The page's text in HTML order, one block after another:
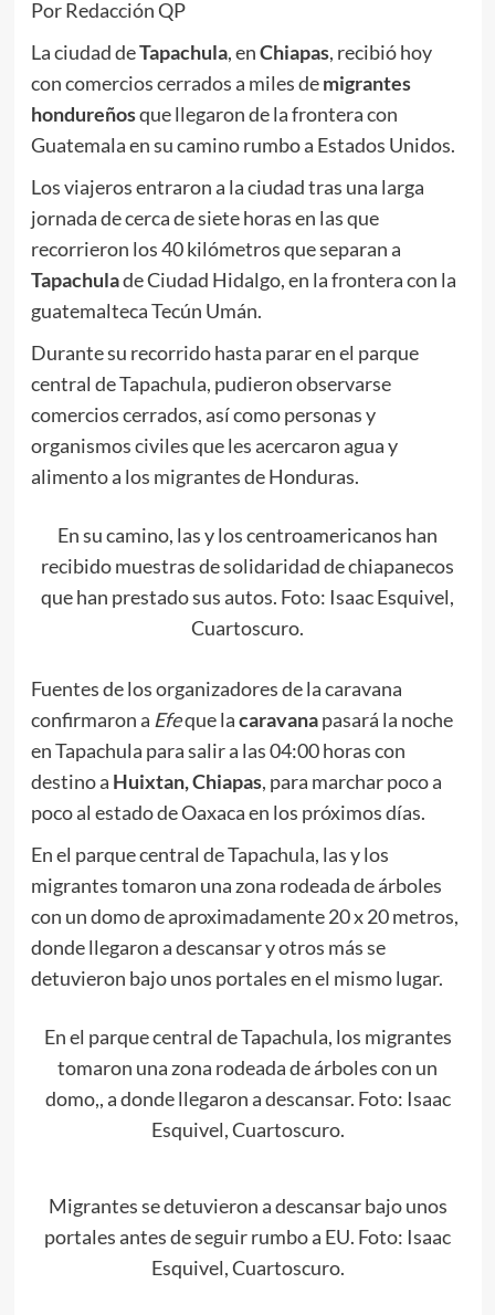
Por Redacción QP
La ciudad deTapachula, enChiapas, recibió hoy
con comercios cerrados a miles demigrantes
hondureñosque llegaron de la frontera con
Guatemala en su camino rumbo a Estados Unidos.
Los viajeros entraron a la ciudad tras una larga
jornada de cerca de siete horas en las que
recorrieron los 40 kilómetros que separan a
Tapachulade Ciudad Hidalgo, en la frontera con la
guatemalteca Tecún Umán.
Durante su recorrido hasta parar en el parque
central de Tapachula, pudieron observarse
comercios cerrados, así como personas y
organismos civiles que les acercaron agua y
alimento a los migrantes de Honduras.
En su camino, las y los centroamericanos han
recibido muestras de solidaridad de chiapanecos
que han prestado sus autos. Foto: Isaac Esquivel,
Cuartoscuro.
Fuentes de los organizadores de la caravana
confirmaron a Efeque lacaravanapasará la noche
en Tapachula para salir a las 04:00 horas con
destino a Huixtan, Chiapas, para marchar poco a
poco al estado de Oaxaca en los próximos días.
En el parque central de Tapachula, las y los
migrantes tomaron una zona rodeada de árboles
con un domo de aproximadamente 20 x 20 metros,
donde llegaron a descansar y otros más se
detuvieron bajo unos portales en el mismo lugar.
En el parque central de Tapachula, los migrantes
tomaron una zona rodeada de árboles con un
domo,, a donde llegaron a descansar. Foto: Isaac
Esquivel, Cuartoscuro.
Migrantes se detuvieron a descansar bajo unos
portales antes de seguir rumbo a EU. Foto: Isaac
Esquivel, Cuartoscuro.